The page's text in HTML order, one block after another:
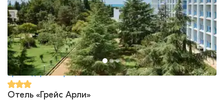
Краснодарский край, Сочи
Отель «Грейс Арли»